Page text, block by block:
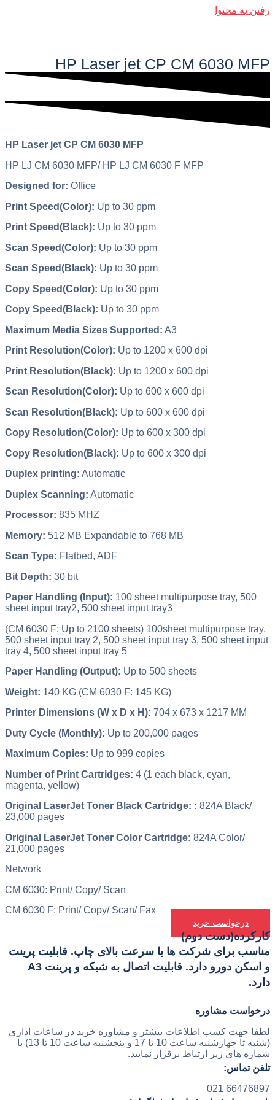
رفتن به محتوا
HP Laser jet CP CM 6030 MFP​
HP Laser jet CP CM 6030 MFP
HP LJ CM 6030 MFP/ HP LJ CM 6030 F MFP
Designed for: Office
Print Speed(Color): Up to 30 ppm
Print Speed(Black): Up to 30 ppm
Scan Speed(Color): Up to 30 ppm
Scan Speed(Black): Up to 30 ppm
Copy Speed(Color): Up to 30 ppm
Copy Speed(Black): Up to 30 ppm
Maximum Media Sizes Supported: A3
Print Resolution(Color): Up to 1200 x 600 dpi
Print Resolution(Black): Up to 1200 x 600 dpi
Scan Resolution(Color): Up to 600 x 600 dpi
Scan Resolution(Black): Up to 600 x 600 dpi
Copy Resolution(Color): Up to 600 x 300 dpi
Copy Resolution(Black): Up to 600 x 300 dpi
Duplex printing: Automatic
Duplex Scanning: Automatic
Processor: 835 MHZ
Memory: 512 MB Expandable to 768 MB
Scan Type: Flatbed, ADF
Bit Depth: 30 bit
Paper Handling (Input): 100 sheet multipurpose tray, 500
sheet input tray2, 500 sheet input tray3
(CM 6030 F: Up to 2100 sheets) 100sheet multipurpose tray,
500 sheet input tray 2, 500 sheet input tray 3, 500 sheet input
tray 4, 500 sheet input tray 5
Paper Handling (Output): Up to 500 sheets
Weight: 140 KG (CM 6030 F: 145 KG)
Printer Dimensions (W x D x H): 704 x 673 x 1217 MM
Duty Cycle (Monthly): Up to 200,000 pages
Maximum Copies: Up to 999 copies
Number of Print Cartridges: 4 (1 each black, cyan,
magenta, yellow)
Original LaserJet Toner Black Cartridge: : 824A Black/
23,000 pages
Original LaserJet Toner Color Cartridge: 824A Color/
21,000 pages
Network
CM 6030: Print/ Copy/ Scan
CM 6030 F: Print/ Copy/ Scan/ Fax
درخواست خرید
کارکرده(دست دوم)
مناسب برای شرکت ها با سرعت بالای چاپ. قابلیت پرینت
و اسکن دورو دارد. قابلیت اتصال به شبکه و پرینت A3
دارد.
درخواست مشاوره
لطفا جهت کسب اطلاعات بیشتر و مشاوره خرید در ساعات اداری
(شنبه تا چهارشنبه ساعت 10 تا 17 و پنجشنبه ساعت 10 تا 13) با
شماره های زیر ارتباط برقرار نمایید.
تلفن تماس:
66476897 021